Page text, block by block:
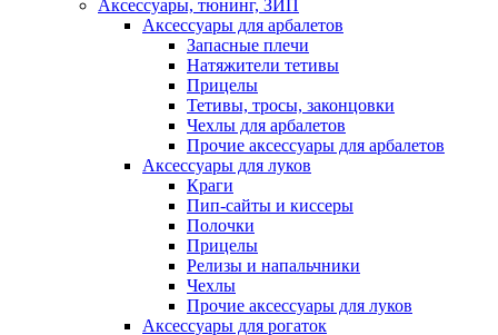
Аксессуары, тюнинг, ЗИП
Аксессуары для арбалетов
Запасные плечи
Натяжители тетивы
Прицелы
Тетивы, тросы, законцовки
Чехлы для арбалетов
Прочие аксессуары для арбалетов
Аксессуары для луков
Краги
Пип-сайты и киссеры
Полочки
Прицелы
Релизы и напальчники
Чехлы
Прочие аксессуары для луков
Аксессуары для рогаток